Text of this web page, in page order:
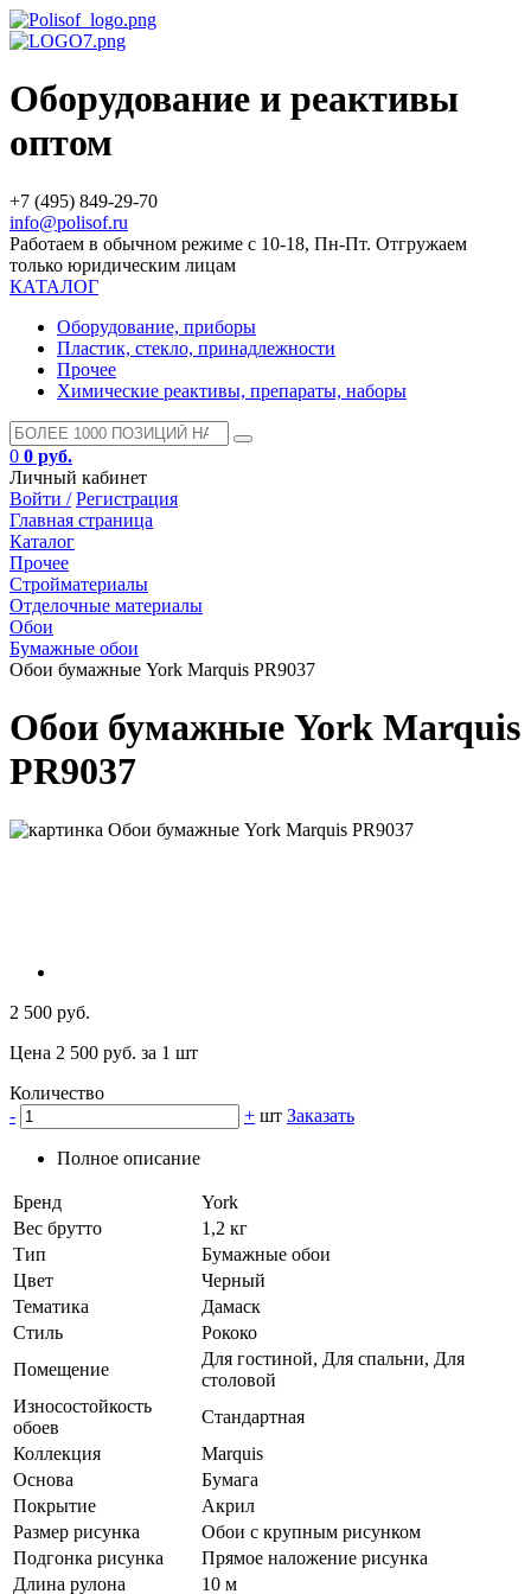
Оборудование и реактивы
оптом
+7 (495) 849-29-70
info@polisof.ru
Работаем в обычном режиме с 10-18, Пн-Пт. Отгружаем
только юридическим лицам
КАТАЛОГ
Оборудование, приборы
Пластик, стекло, принадлежности
Прочее
Химические реактивы, препараты, наборы
0 0 руб.
Личный кабинет
Войти / Регистрация
Главная страница
Каталог
Прочее
Стройматериалы
Отделочные материалы
Обои
Бумажные обои
Обои бумажные York Marquis PR9037
Обои бумажные York Marquis
PR9037
2 500 руб.
Цена 2 500 руб. за 1 шт
Количество
-
+ шт Заказать
Полное описание
Бренд
York
Вес брутто
1,2 кг
Тип
Бумажные обои
Цвет
Черный
Тематика
Дамаск
Стиль
Рококо
Помещение
Для гостиной, Для спальни, Для
столовой
Износостойкость
обоев
Стандартная
Коллекция
Marquis
Основа
Бумага
Покрытие
Акрил
Размер рисунка
Обои с крупным рисунком
Подгонка рисунка
Прямое наложение рисунка
Длина рулона
10 м